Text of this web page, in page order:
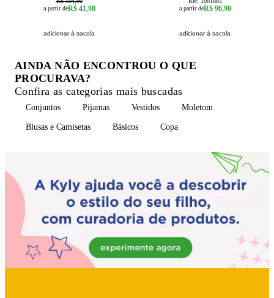
a partir deR$ 41,90
adicionar à sacola
a partir deR$ 96,90
adicionar à sacola
AINDA NÃO ENCONTROU O QUE
PROCURAVA?
Confira as categorias mais buscadas
Conjuntos Pijamas Vestidos Moletom
Blusas e Camisetas Básicos Copa